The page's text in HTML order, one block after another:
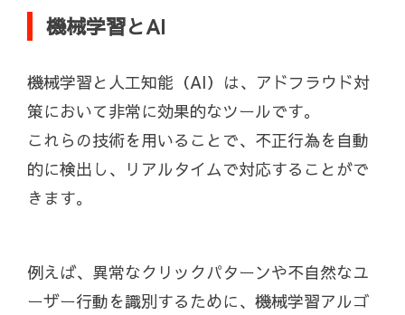
機械学習とAI
機械学習と人工知能（AI）は、アドフラウド対
策において非常に効果的なツールです。
これらの技術を用いることで、不正行為を自動
的に検出し、リアルタイムで対応することがで
きます。
例えば、異常なクリックパターンや不自然なユ
ーザー行動を識別するために、機械学習アルゴ